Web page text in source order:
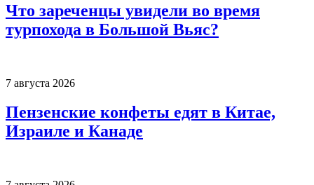
Что зареченцы увидели во время
турпохода в Большой Вьяс?
7 августа 2026
Пензенские конфеты едят в Китае,
Израиле и Канаде